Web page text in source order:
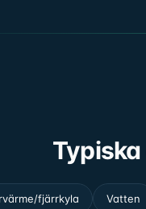
Typiska
fjärrkyla Vatten